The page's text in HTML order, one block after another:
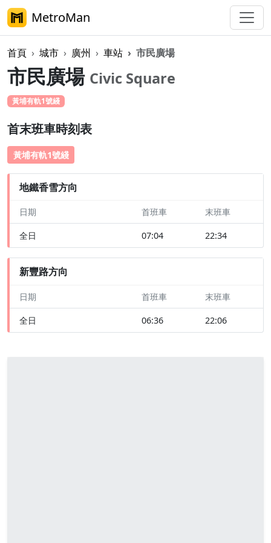
MetroMan
首頁 城市 廣州 車站 市民廣場
市民廣場 Civic Square
黃埔有軌1號綫
首末班車時刻表
黃埔有軌1號綫
地鐵香雪方向
日期 首班車 末班車
全日 07:04 22:34
新豐路方向
日期 首班車 末班車
全日 06:36 22:06